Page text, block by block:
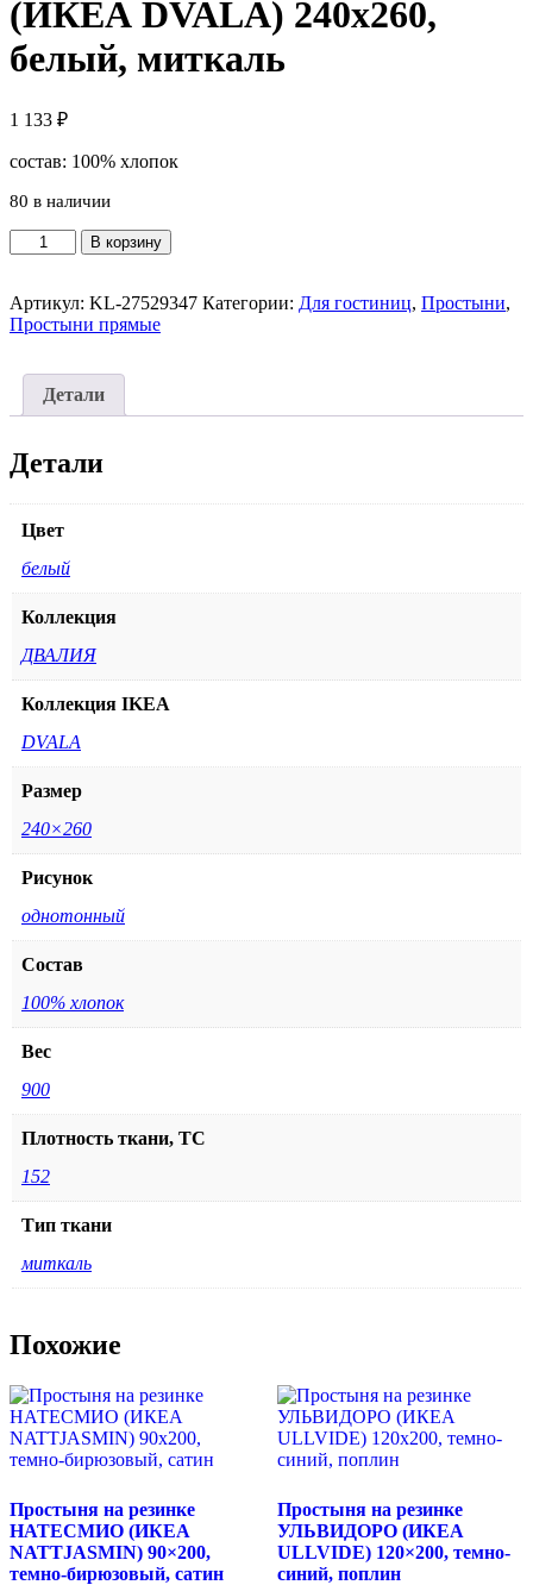
(ИКЕА DVALA) 240х260,
белый, миткаль
1 133 ₽
состав: 100% хлопок
80 в наличии
Количество
товара
прямая
ДВАЛИЯ
240х260,
белый,
В корзину
Артикул: KL-27529347 Категории: Для гостиниц, Простыни,
Простыни прямые
Детали
Детали
Цвет
белый
Коллекция
ДВАЛИЯ
Коллекция IKEA
DVALA
Размер
240×260
Рисунок
однотонный
Состав
100% хлопок
Вес
900
Плотность ткани, TC
152
Тип ткани
миткаль
Похожие
Простыня на резинке
НАТЕСМИО (ИКЕА
NATTJASMIN) 90×200,
темно-бирюзовый, сатин
Простыня на резинке
УЛЬВИДОРО (ИКЕА
ULLVIDE) 120×200, темно-
синий, поплин